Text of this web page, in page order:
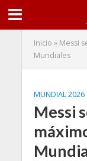
Inicio » Messi
Mundiales
MUNDIAL 2026
Messi